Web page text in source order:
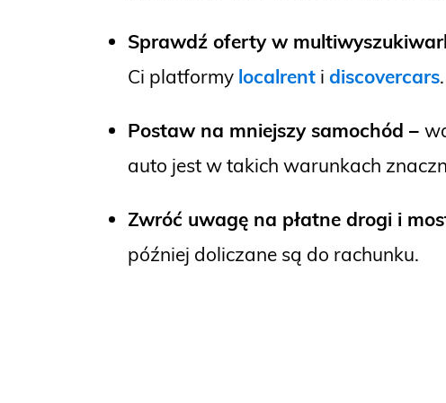
Sprawdź oferty w
Ci platformy localrent i discovercars.
Postaw na mniejszy samochód –
auto jest w takich warunkach
Zwróć uwagę na płatne drogi i
później doliczane są do rachunku.